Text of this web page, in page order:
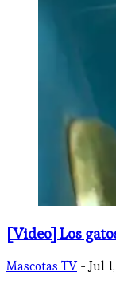
[Video] Los
Mascotas TV - Jul